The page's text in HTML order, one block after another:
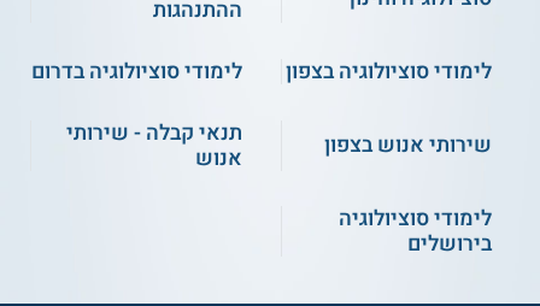
מדיניות תרבות בישראל.
תרבות עכשווית בעידן הפוסטים.
ועוד.
איזו תעודה מקבלים?
וסוציולוגיה.
ההתנהגות
לימודי סוציולוגיה בצפון
לימודי סוציולוגיה בדרום
שירותי אנוש בצפון
תנאי קבלה - שירותי
אנוש
לימודי סוציולוגיה
בירושלים